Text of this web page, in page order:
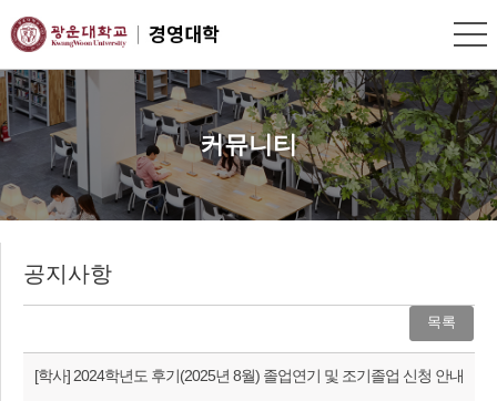
커뮤니티
공지사항
목록
[학사] 2024학년도 후기(2025년 8월) 졸업연기 및 조기졸업 신청 안내